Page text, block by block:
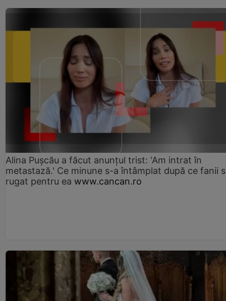
Alina Pușcău a făcut anunțul trist: 'Am intrat în
metastază.' Ce minune s-a întâmplat după ce fanii
rugat pentru ea www.cancan.ro